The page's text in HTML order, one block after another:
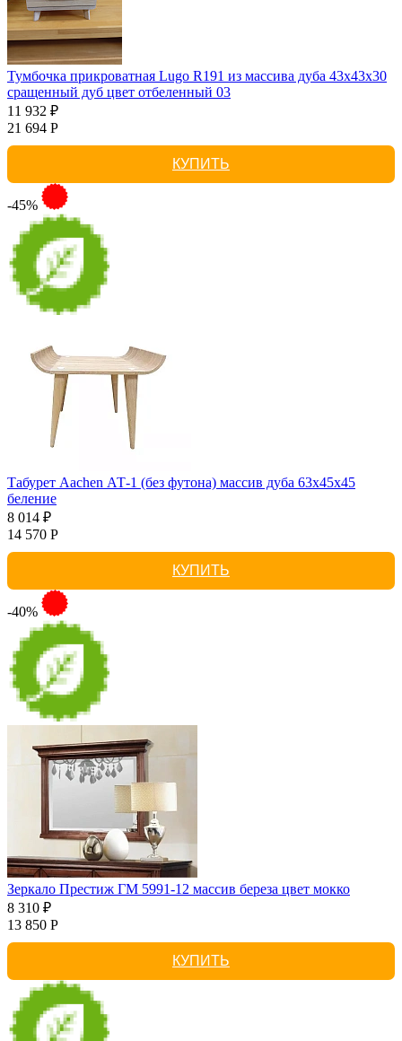
Тумбочка прикроватная Lugo R191 из массива дуба 43х43х30
сращенный дуб цвет отбеленный 03
11 932 ₽
21 694 Р
КУПИТЬ
-45%
Табурет Aachen АТ-1 (без футона) массив дуба 63х45х45
беление
8 014 ₽
14 570 Р
КУПИТЬ
-40%
Зеркало Престиж ГМ 5991-12 массив береза цвет мокко
8 310 ₽
13 850 Р
КУПИТЬ